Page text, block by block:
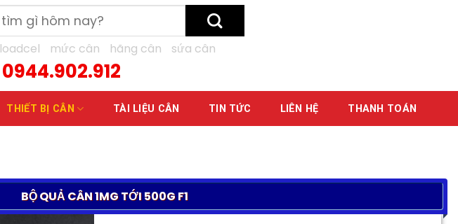
loadcel mức cân hãng cân
sứa cân
0944.902.912
THIẾT BỊ CÂN TÀI LIỆU CÂN TIN TỨC LIÊN HỆ THANH TOÁN
BỘ QUẢ CÂN 1MG TỚI 500G F1